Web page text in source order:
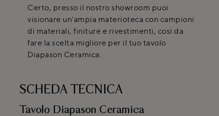
Certo, presso il nostro showroom puoi
visionare un'ampia materioteca con campioni
di materiali, finiture e rivestimenti, così da
fare la scelta migliore per il tuo tavolo
Diapason Ceramica.
SCHEDA TECNICA
Tavolo Diapason Ceramica